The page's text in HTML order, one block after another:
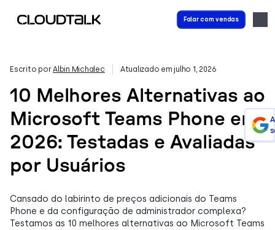
Falar com vendas
Escrito porAlbin Michalec Atualizado em julho 1, 2026
10 Melhores Alternativas ao
Microsoft Teams Phone em
2026: Testadas e Avaliadas
por Usuários
Cansado do labirinto de preços adicionais do Teams
Phone e da configuração de administrador complexa?
Testamos as 10 melhores alternativas ao Microsoft Teams